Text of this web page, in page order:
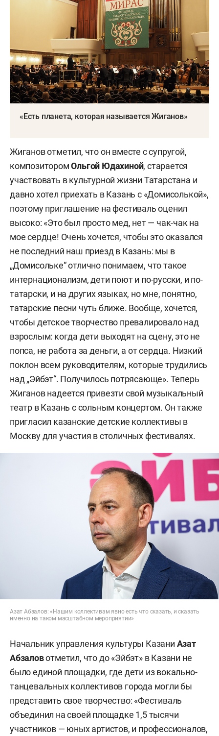
«Есть планета, которая называется Жиганов»
Жиганов отметил, что он вместе с супругой,
композиторомОльгой Юдахиной, старается
участвовать в культурной жизни Татарстана и
давно хотел приехать в Казань с «Домисолькой»,
поэтому приглашение на фестиваль оценил
высоко: «Это был просто мед, нет — чак-чак на
мое сердце! Очень хочется, чтобы это оказался
не последний наш приезд в Казань: мы в
„Домисольке“ отлично понимаем, что такое
интернационализм, дети поют и по-русски, и по-
татарски, и на других языках, но мне, понятно,
татарские песни чуть ближе. Вообще, хочется,
чтобы детское творчество превалировало над
взрослым: когда дети выходят на сцену, это не
попса, не работа за деньги, а от сердца. Низкий
поклон всем руководителям, которые трудились
над „Эйбэт“. Получилось потрясающе». Теперь
Жиганов надеется привезти свой музыкальный
театр в Казань с сольным концертом. Он также
пригласил казанские детские коллективы в
Москву для участия в столичных фестивалях.
Азат Абзалов: «Нашим коллективам явно есть что сказать, и сказать
именно на таком масштабном мероприятии»
Начальник управления культуры Казани Азат
Абзаловотметил, что до «Эйбэт» в Казани не
было единой площадки, где дети из вокально-
танцевальных коллективов города могли бы
представить свое творчество: «Фестиваль
объединил на своей площадке 1,5 тысячи
участников — юных артистов, и профессионалов,